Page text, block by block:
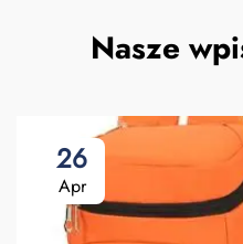
Nasze
26
Apr